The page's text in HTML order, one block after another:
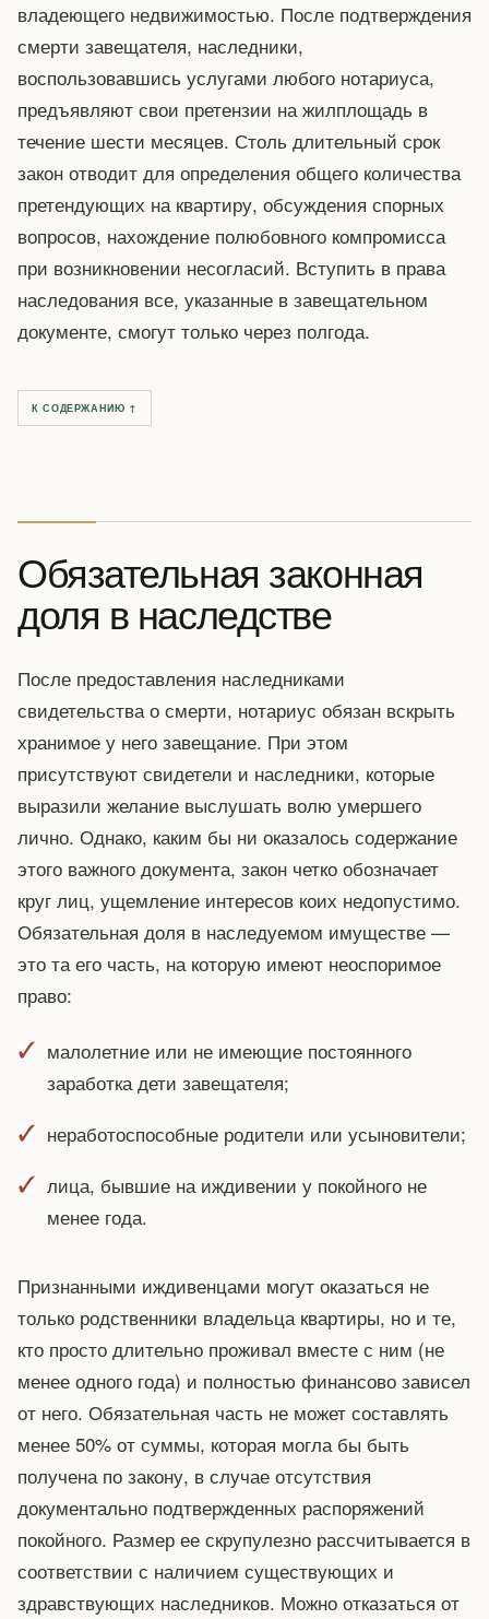
владеющего недвижимостью. После подтверждения
смерти завещателя, наследники,
воспользовавшись услугами любого нотариуса,
предъявляют свои претензии на жилплощадь в
течение шести месяцев. Столь длительный срок
закон отводит для определения общего количества
претендующих на квартиру, обсуждения спорных
вопросов, нахождение полюбовного компромисса
при возникновении несогласий. Вступить в права
наследования все, указанные в завещательном
документе, смогут только через полгода.
К СОДЕРЖАНИЮ ↑
Обязательная законная
доля в наследстве
После предоставления наследниками
свидетельства о смерти, нотариус обязан вскрыть
хранимое у него завещание. При этом
присутствуют свидетели и наследники, которые
выразили желание выслушать волю умершего
лично. Однако, каким бы ни оказалось содержание
этого важного документа, закон четко обозначает
круг лиц, ущемление интересов коих недопустимо.
Обязательная доля в наследуемом имуществе —
это та его часть, на которую имеют неоспоримое
право:
малолетние или не имеющие постоянного
заработка дети завещателя;
неработоспособные родители или усыновители;
лица, бывшие на иждивении у покойного не
менее года.
Признанными иждивенцами могут оказаться не
только родственники владельца квартиры, но и те,
кто просто длительно проживал вместе с ним (не
менее одного года) и полностью финансово зависел
от него. Обязательная часть не может составлять
менее 50% от суммы, которая могла бы быть
получена по закону, в случае отсутствия
документально подтвержденных распоряжений
покойного. Размер ее скрупулезно рассчитывается в
соответствии с наличием существующих и
здравствующих наследников. Можно отказаться от